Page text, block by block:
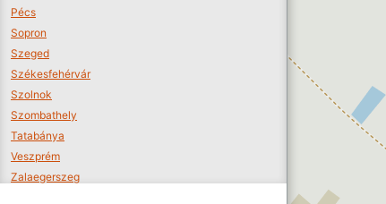
Pécs
Sopron
Szeged
Székesfehérvár
Szolnok
Szombathely
Tatabánya
Veszprém
Zalaegerszeg